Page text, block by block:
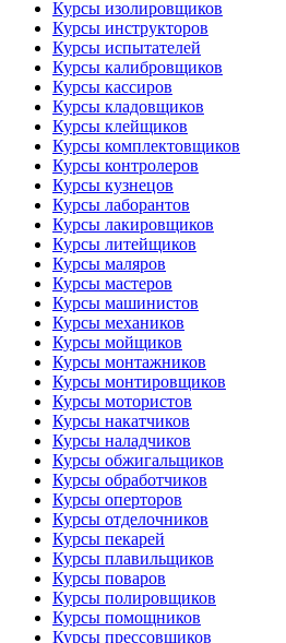
Курсы изолировщиков
Курсы инструкторов
Курсы испытателей
Курсы калибровщиков
Курсы кассиров
Курсы кладовщиков
Курсы клейщиков
Курсы комплектовщиков
Курсы контролеров
Курсы кузнецов
Курсы лаборантов
Курсы лакировщиков
Курсы литейщиков
Курсы маляров
Курсы мастеров
Курсы машинистов
Курсы механиков
Курсы мойщиков
Курсы монтажников
Курсы монтировщиков
Курсы мотористов
Курсы накатчиков
Курсы наладчиков
Курсы обжигальщиков
Курсы обработчиков
Курсы оперторов
Курсы отделочников
Курсы пекарей
Курсы плавильщиков
Курсы поваров
Курсы полировщиков
Курсы помощников
Курсы прессовщиков